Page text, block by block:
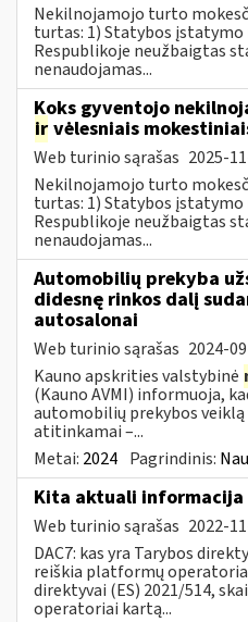
Nekilnojamojo turto
turtas: 1) Statybos
Respublikoje neužbaigtas
nenaudojamas...
Koks gyventojo
ir vėlesniais
Web turinio sąrašas 2025-
Nekilnojamojo turto
turtas: 1) Statybos
Respublikoje neužbaigtas
nenaudojamas...
Automobilių prekyba
didesnę rinkos dalį
autosalonai
Web turinio sąrašas 2024-
Kauno apskrities valstybinė
(Kauno AVMI) informuoja,
automobilių prekybos veiklą
atitinkamai –...
Metai: 2024 Pagrindinis:
Kita aktuali informacija
Web turinio sąrašas 2022-
DAC7: kas yra Tarybos
reiškia platformų
direktyvai (ES) 2021/514,
operatoriai kartą...